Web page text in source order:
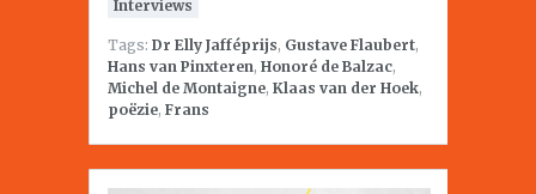
Interviews
Tags: Dr Elly Jafféprijs, Gustave Flaubert,
Hans van Pinxteren, Honoré de Balzac,
Michel de Montaigne, Klaas van der Hoek,
poëzie, Frans